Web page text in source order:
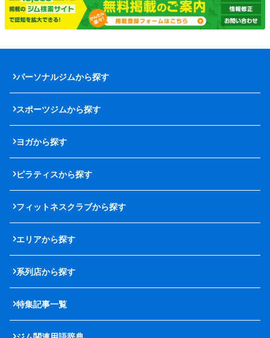
パーソナルジムから探す
スポーツジムから探す
ヨガから探す
ピラティスから探す
フィットネスクラブから探す
エリアから探す
系列店から探す
特集記事一覧